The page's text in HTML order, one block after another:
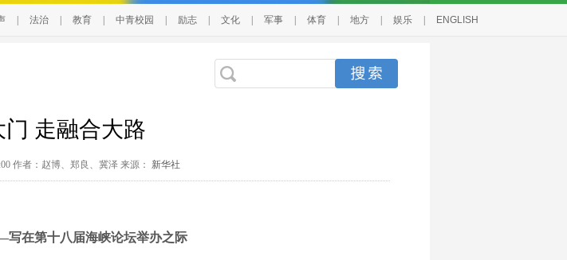
法治 教育 中青校园 励志 文化 军事 体育 地方 娱乐 ENGLISH
走融合大路
作者：赵博、郑良、冀泽 来源： 新华社
在第十八届海峡论坛举办之际